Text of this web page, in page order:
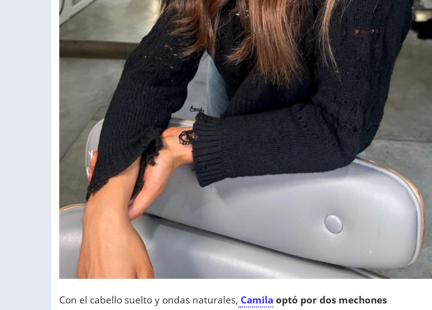
Con el cabello suelto y ondas naturales, Camila optó por dos mechones